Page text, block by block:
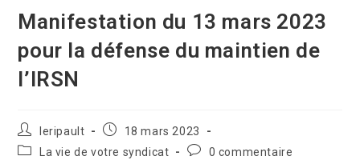
Manifestation du 13 mars 2023
pour la défense du maintien de
l’IRSN
leripault
18 mars 2023
La vie de votre syndicat
0 commentaire